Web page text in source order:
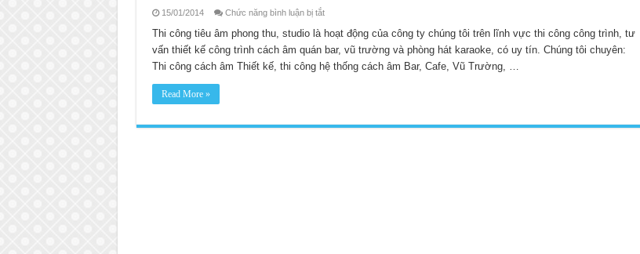
15/01/2014 Chức năng bình luận bị tắtở
công
tiêu
âm
thu
Thi công tiêu âm phong thu, studio là hoạt động của công ty chúng tôi trên lĩnh vực thi công công trình, tư
vấn thiết kế công trình cách âm quán bar, vũ trường và phòng hát karaoke, có uy tín. Chúng tôi chuyên:
Thi công cách âm Thiết kế, thi công hệ thống cách âm Bar, Cafe, Vũ Trường, …
Read More »